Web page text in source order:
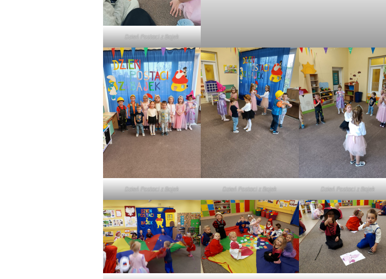
Dzień Postaci z Bajek
Dzień Postaci z Bajek Dzień Postaci z Bajek Dzień Postaci z Bajek